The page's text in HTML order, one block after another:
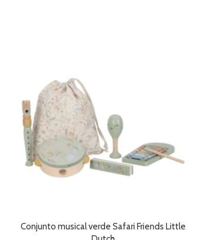
Conjunto musical verde Safari Friends Little